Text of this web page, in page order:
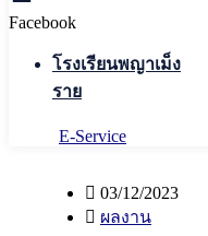
Facebook
โรงเรียนพญาเม็ง
ราย
E-Service
03/12/2023
ผลงาน